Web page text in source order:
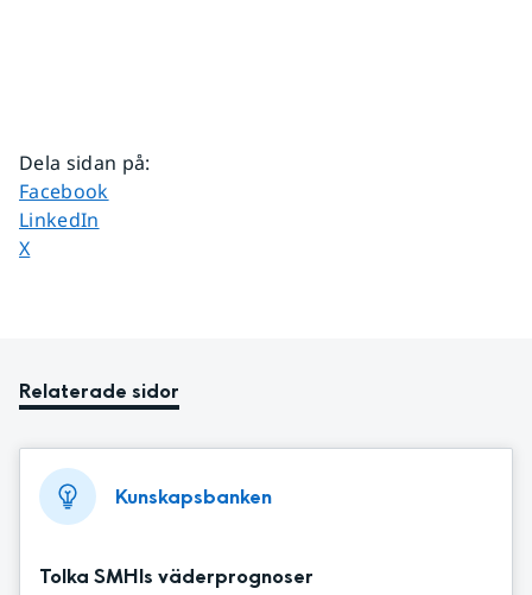
Dela sidan på:
Dela sidan på
Facebook
Dela sidan på
LinkedIn
Dela sidan på
X
Relaterade sidor
Kunskapsbanken
Tolka SMHIs väderprognoser